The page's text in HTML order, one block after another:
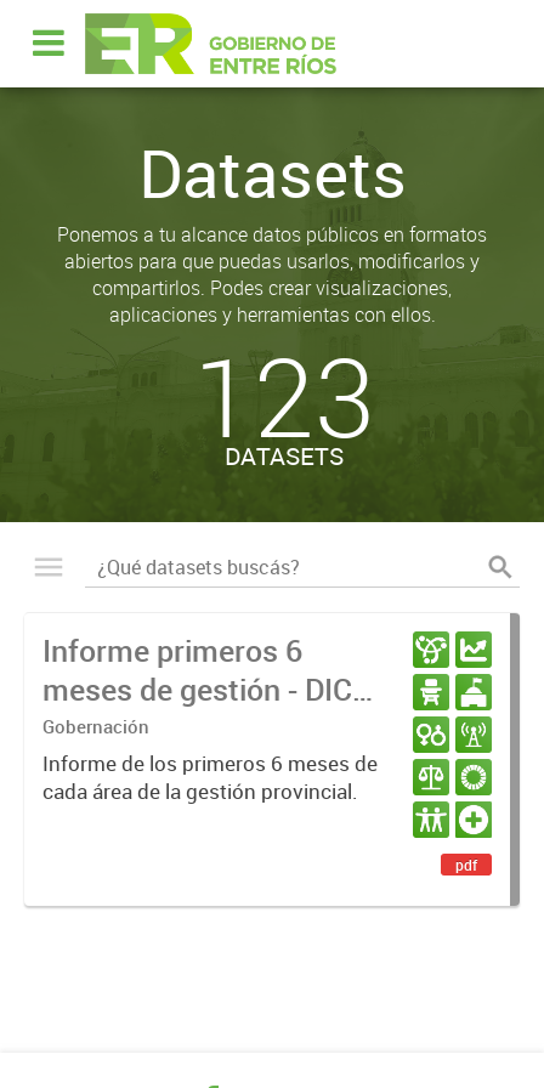
Datasets
Ponemos a tu alcance datos públicos en formatos
abiertos para que puedas usarlos, modificarlos y
compartirlos. Podes crear visualizaciones,
aplicaciones y herramientas con ellos.
123
DATASETS
Informe primeros 6
meses de gestión - DIC
23 / JUN 24
Gobernación
Informe de los primeros 6 meses de
cada área de la gestión provincial.
pdf